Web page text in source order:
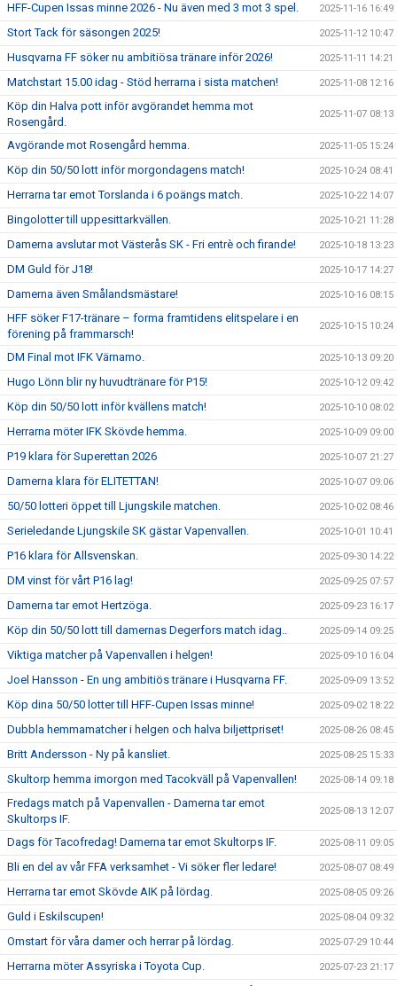
HFF-Cupen Issas minne 2026 - Nu även med 3 mot 3 spel. 2025-11-16 16:49
Stort Tack för säsongen 2025! 2025-11-12 10:47
Husqvarna FF söker nu ambitiösa tränare inför 2026! 2025-11-11 14:21
Matchstart 15.00 idag - Stöd herrarna i sista matchen! 2025-11-08 12:16
Köp din Halva pott inför avgörandet hemma mot
Rosengård.
2025-11-07 08:13
Avgörande mot Rosengård hemma. 2025-11-05 15:24
Köp din 50/50 lott inför morgondagens match! 2025-10-24 08:41
Herrarna tar emot Torslanda i 6 poängs match. 2025-10-22 14:07
Bingolotter till uppesittarkvällen. 2025-10-21 11:28
Damerna avslutar mot Västerås SK - Fri entrè och firande! 2025-10-18 13:23
DM Guld för J18! 2025-10-17 14:27
Damerna även Smålandsmästare! 2025-10-16 08:15
HFF söker F17-tränare – forma framtidens elitspelare i en
förening på frammarsch!
2025-10-15 10:24
DM Final mot IFK Värnamo. 2025-10-13 09:20
Hugo Lönn blir ny huvudtränare för P15! 2025-10-12 09:42
Köp din 50/50 lott inför kvällens match! 2025-10-10 08:02
Herrarna möter IFK Skövde hemma. 2025-10-09 09:00
P19 klara för Superettan 2026 2025-10-07 21:27
Damerna klara för ELITETTAN! 2025-10-07 09:06
50/50 lotteri öppet till Ljungskile matchen. 2025-10-02 08:46
Serieledande Ljungskile SK gästar Vapenvallen. 2025-10-01 10:41
P16 klara för Allsvenskan. 2025-09-30 14:22
DM vinst för vårt P16 lag! 2025-09-25 07:57
Damerna tar emot Hertzöga. 2025-09-23 16:17
Köp din 50/50 lott till damernas Degerfors match idag.. 2025-09-14 09:25
Viktiga matcher på Vapenvallen i helgen! 2025-09-10 16:04
Joel Hansson - En ung ambitiös tränare i Husqvarna FF. 2025-09-09 13:52
Köp dina 50/50 lotter till HFF-Cupen Issas minne! 2025-09-02 18:22
Dubbla hemmamatcher i helgen och halva biljettpriset! 2025-08-26 08:45
Britt Andersson - Ny på kansliet. 2025-08-25 15:33
Skultorp hemma imorgon med Tacokväll på Vapenvallen! 2025-08-14 09:18
Fredags match på Vapenvallen - Damerna tar emot
Skultorps IF.
2025-08-13 12:07
Dags för Tacofredag! Damerna tar emot Skultorps IF. 2025-08-11 09:05
Bli en del av vår FFA verksamhet - Vi söker fler ledare! 2025-08-07 08:49
Herrarna tar emot Skövde AIK på lördag. 2025-08-05 09:26
Guld i Eskilscupen! 2025-08-04 09:32
Omstart för våra damer och herrar på lördag. 2025-07-29 10:44
Herrarna möter Assyriska i Toyota Cup. 2025-07-23 21:17